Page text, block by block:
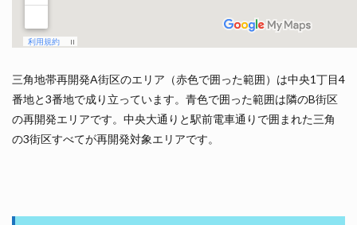
三角地帯再開発A街区のエリア（赤色で囲った範囲）は中央1丁目4
番地と3番地で成り立っています。青色で囲った範囲は隣のB街区
の再開発エリアです。中央大通りと駅前電車通りで囲まれた三角
の3街区すべてが再開発対象エリアです。